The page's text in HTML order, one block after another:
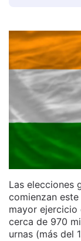
Las elecciones
comienzan
mayor ejercicio
cerca de 970
urnas (más del